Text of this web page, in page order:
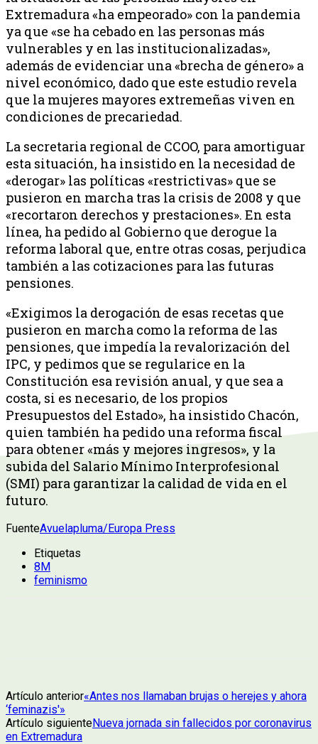
Extremadura «ha empeorado» con la pandemia
ya que «se ha cebado en las personas más
vulnerables y en las institucionalizadas»,
además de evidenciar una «brecha de género» a
nivel económico, dado que este estudio revela
que la mujeres mayores extremeñas viven en
condiciones de precariedad.
La secretaria regional de CCOO, para amortiguar
esta situación, ha insistido en la necesidad de
«derogar» las políticas «restrictivas» que se
pusieron en marcha tras la crisis de 2008 y que
«recortaron derechos y prestaciones». En esta
línea, ha pedido al Gobierno que derogue la
reforma laboral que, entre otras cosas, perjudica
también a las cotizaciones para las futuras
pensiones.
«Exigimos la derogación de esas recetas que
pusieron en marcha como la reforma de las
pensiones, que impedía la revalorización del
IPC, y pedimos que se regularice en la
Constitución esa revisión anual, y que sea a
costa, si es necesario, de los propios
Presupuestos del Estado», ha insistido Chacón,
quien también ha pedido una reforma fiscal
para obtener «más y mejores ingresos», y la
subida del Salario Mínimo Interprofesional
(SMI) para garantizar la calidad de vida en el
futuro.
FuenteAvuelapluma/Europa Press
Etiquetas
8M
feminismo
Artículo anterior«Antes nos llamaban brujas o herejes y ahora
‘feminazis'»
Artículo siguienteNueva jornada sin fallecidos por coronavirus
en Extremadura